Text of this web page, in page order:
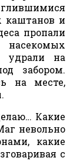
каштанов и
пропали
удрали на
забором.
на месте,
Какие
невольно
какие
с